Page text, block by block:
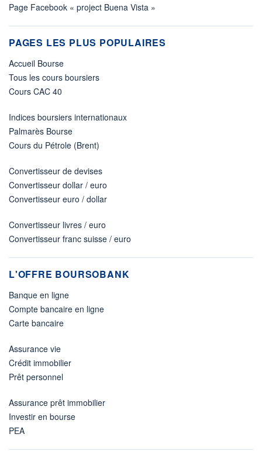
Page Facebook « project Buena Vista »
PAGES LES PLUS POPULAIRES
Accueil Bourse
Tous les cours boursiers
Cours CAC 40
Indices boursiers internationaux
Palmarès Bourse
Cours du Pétrole (Brent)
Convertisseur de devises
Convertisseur dollar / euro
Convertisseur euro / dollar
Convertisseur livres / euro
Convertisseur franc suisse / euro
L'OFFRE BOURSOBANK
Banque en ligne
Compte bancaire en ligne
Carte bancaire
Assurance vie
Crédit immobilier
Prêt personnel
Assurance prêt immobilier
Investir en bourse
PEA